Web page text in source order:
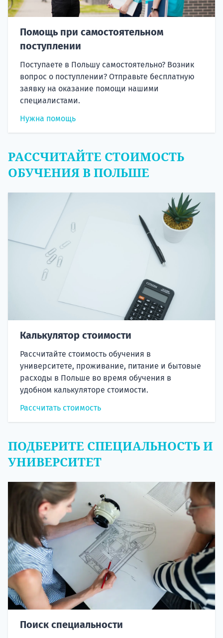
Помощь при самостоятельном
поступлении
Поступаете в Польшу самостоятельно? Возник
вопрос о поступлении? Отправьте бесплатную
заявку на оказание помощи нашими
специалистами.
Нужна помощь
РАССЧИТАЙТЕ СТОИМОСТЬ
ОБУЧЕНИЯ В ПОЛЬШЕ
Калькулятор стоимости
Рассчитайте стоимость обучения в
университете, проживание, питание и бытовые
расходы в Польше во время обучения в
удобном калькуляторе стоимости.
Рассчитать стоимость
ПОДБЕРИТЕ СПЕЦИАЛЬНОСТЬ И
УНИВЕРСИТЕТ
Поиск специальности